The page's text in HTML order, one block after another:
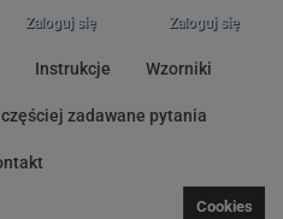
Zaloguj się
Zaloguj się
Instrukcje Wzorniki
zadawane pytania
Cookies